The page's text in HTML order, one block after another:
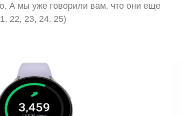
А мы уже говорили вам, что они еще
22, 23, 24, 25)